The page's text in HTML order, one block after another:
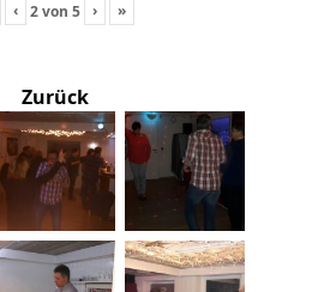
‹ 2von 5 › »
Zurück